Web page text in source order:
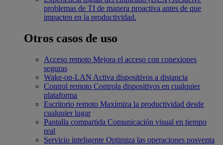
problemas de TI de manera proactiva antes de que
impacten en la productividad.
Otros casos de uso
Acceso remoto Mejora el acceso con conexiones
seguras
Wake-on-LAN Activa dispositivos a distancia
Control remoto Controla dispositivos en cualquier
plataforma
Escritorio remoto Maximiza la productividad desde
cualquier lugar
Pantalla compartida Comunicación visual en tiempo
real
Servicio inteligente Optimiza las operaciones posventa